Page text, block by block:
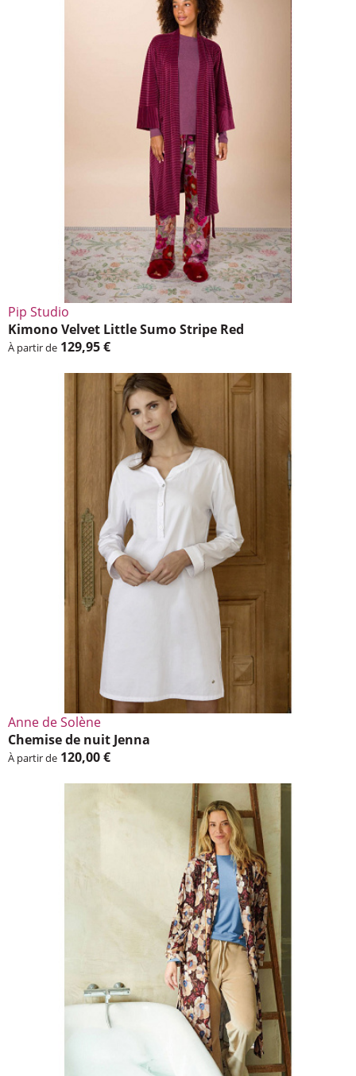
Pip Studio
Kimono Velvet Little Sumo Stripe Red
À partir de 129,95 €
Anne de Solène
Chemise de nuit Jenna
À partir de 120,00 €